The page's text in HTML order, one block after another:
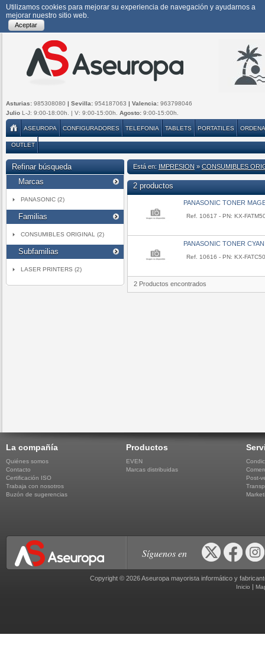
Utilizamos cookies para mejorar su experiencia de navegación y ayudarnos a
mejorar nuestro sitio web.
Aceptar
Asturias: 985308080 | Sevilla: 954187063 | Valencia: 963798046
Julio L-J: 9:00-18:00h. | V: 9:00-15:00h. Agosto: 9:00-15:00h.
ASEUROPA CONFIGURADORES TELEFONIA TABLETS PORTATILES
OUTLET
Refinar búsqueda
Marcas
PANASONIC (2)
Familias
CONSUMIBLES ORIGINAL (2)
Subfamilias
LASER PRINTERS (2)
Está en: IMPRESION » CONSUMIBLES
2 productos
PANASONIC TONER
Ref. 10617 - PN: KX-
PANASONIC TONER
Ref. 10616 - PN: KX-
2 Productos encontrados
La compañía
Quiénes somos
Contacto
Certificación ISO
Trabaja con nosotros
Buzón de sugerencias
Productos
EVEN
Marcas distribuidas
Post-
Síguenos en
Copyright © 2026 Aseuropa mayorista informático y
Inicio |